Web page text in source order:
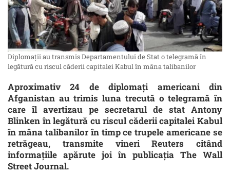
Diplomații au transmis Departamentului de Stat o telegramă în
legătură cu riscul căderii capitalei Kabul în mâna talibanilor
Aproximativ 24 de diplomaţi americani din
Afganistan au trimis luna trecută o telegramă în
care îl avertizau pe secretarul de stat Antony
Blinken în legătură cu riscul căderii capitalei Kabul
în mâna talibanilor în timp ce trupele americane se
retrăgeau, transmite vineri Reuters citând
informaţiile apărute joi în publicaţia The Wall
Street Journal.